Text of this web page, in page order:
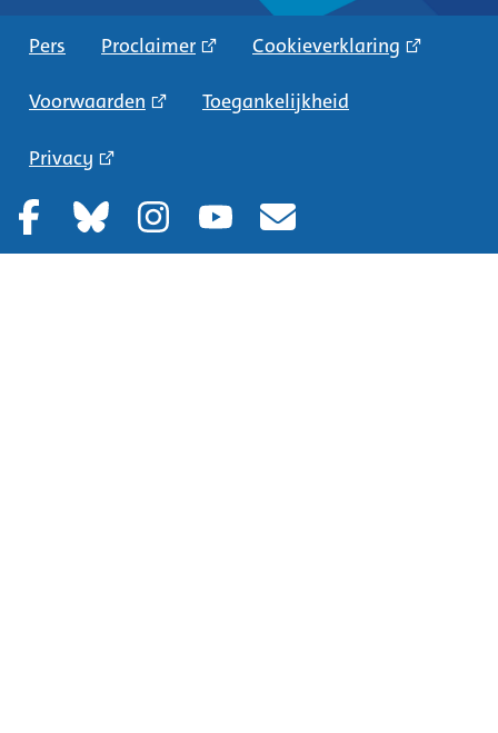
Pers Proclaimer Cookieverklaring
Voorwaarden Toegankelijkheid
Privacy